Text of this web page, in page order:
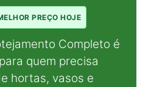
PREÇO HOJE
Completo é
quem precisa
hortas, vasos e